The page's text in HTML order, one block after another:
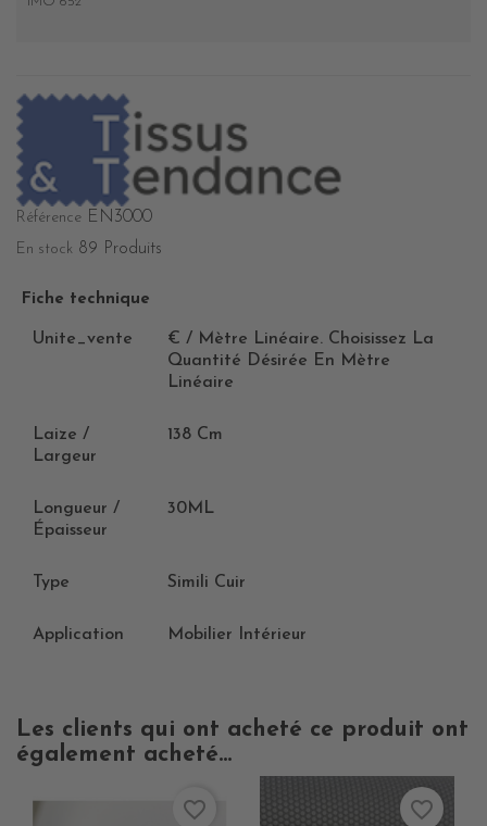
Référence EN3000
En stock 89 Produits
Fiche technique
Unite_vente
€ / Mètre Linéaire. Choisissez La
Quantité Désirée En Mètre
Linéaire
Laize /
Largeur
138 Cm
Longueur /
Épaisseur
30ML
Type Simili Cuir
Application Mobilier Intérieur
Les clients qui ont acheté ce produit ont
également acheté...
favorite_border favorite_border